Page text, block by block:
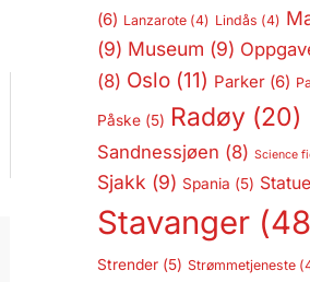
(6) Lanzarote(4) Lindås (4)
(9) Museum (9)
(8) Oslo(11) Parker(6)
Påske(5) Radøy(20)
Sandnessjøen (8) Science
Sjakk (9) Spania (5) Statue
Stavanger
Strender(5) Strømmetjeneste